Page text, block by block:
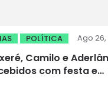
POLÍTICA Ago 26,
Camilo e
com festa e